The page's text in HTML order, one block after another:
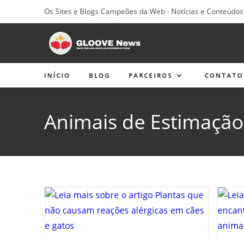
para
Os Sites e Blogs Campeões da Web - Notícias e
INÍCIO BLOG PARCEIROS CONTATO
Animais de Estimação